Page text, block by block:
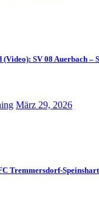
SV 08 Auerbach –
März 29, 2026
Tremmersdorf-